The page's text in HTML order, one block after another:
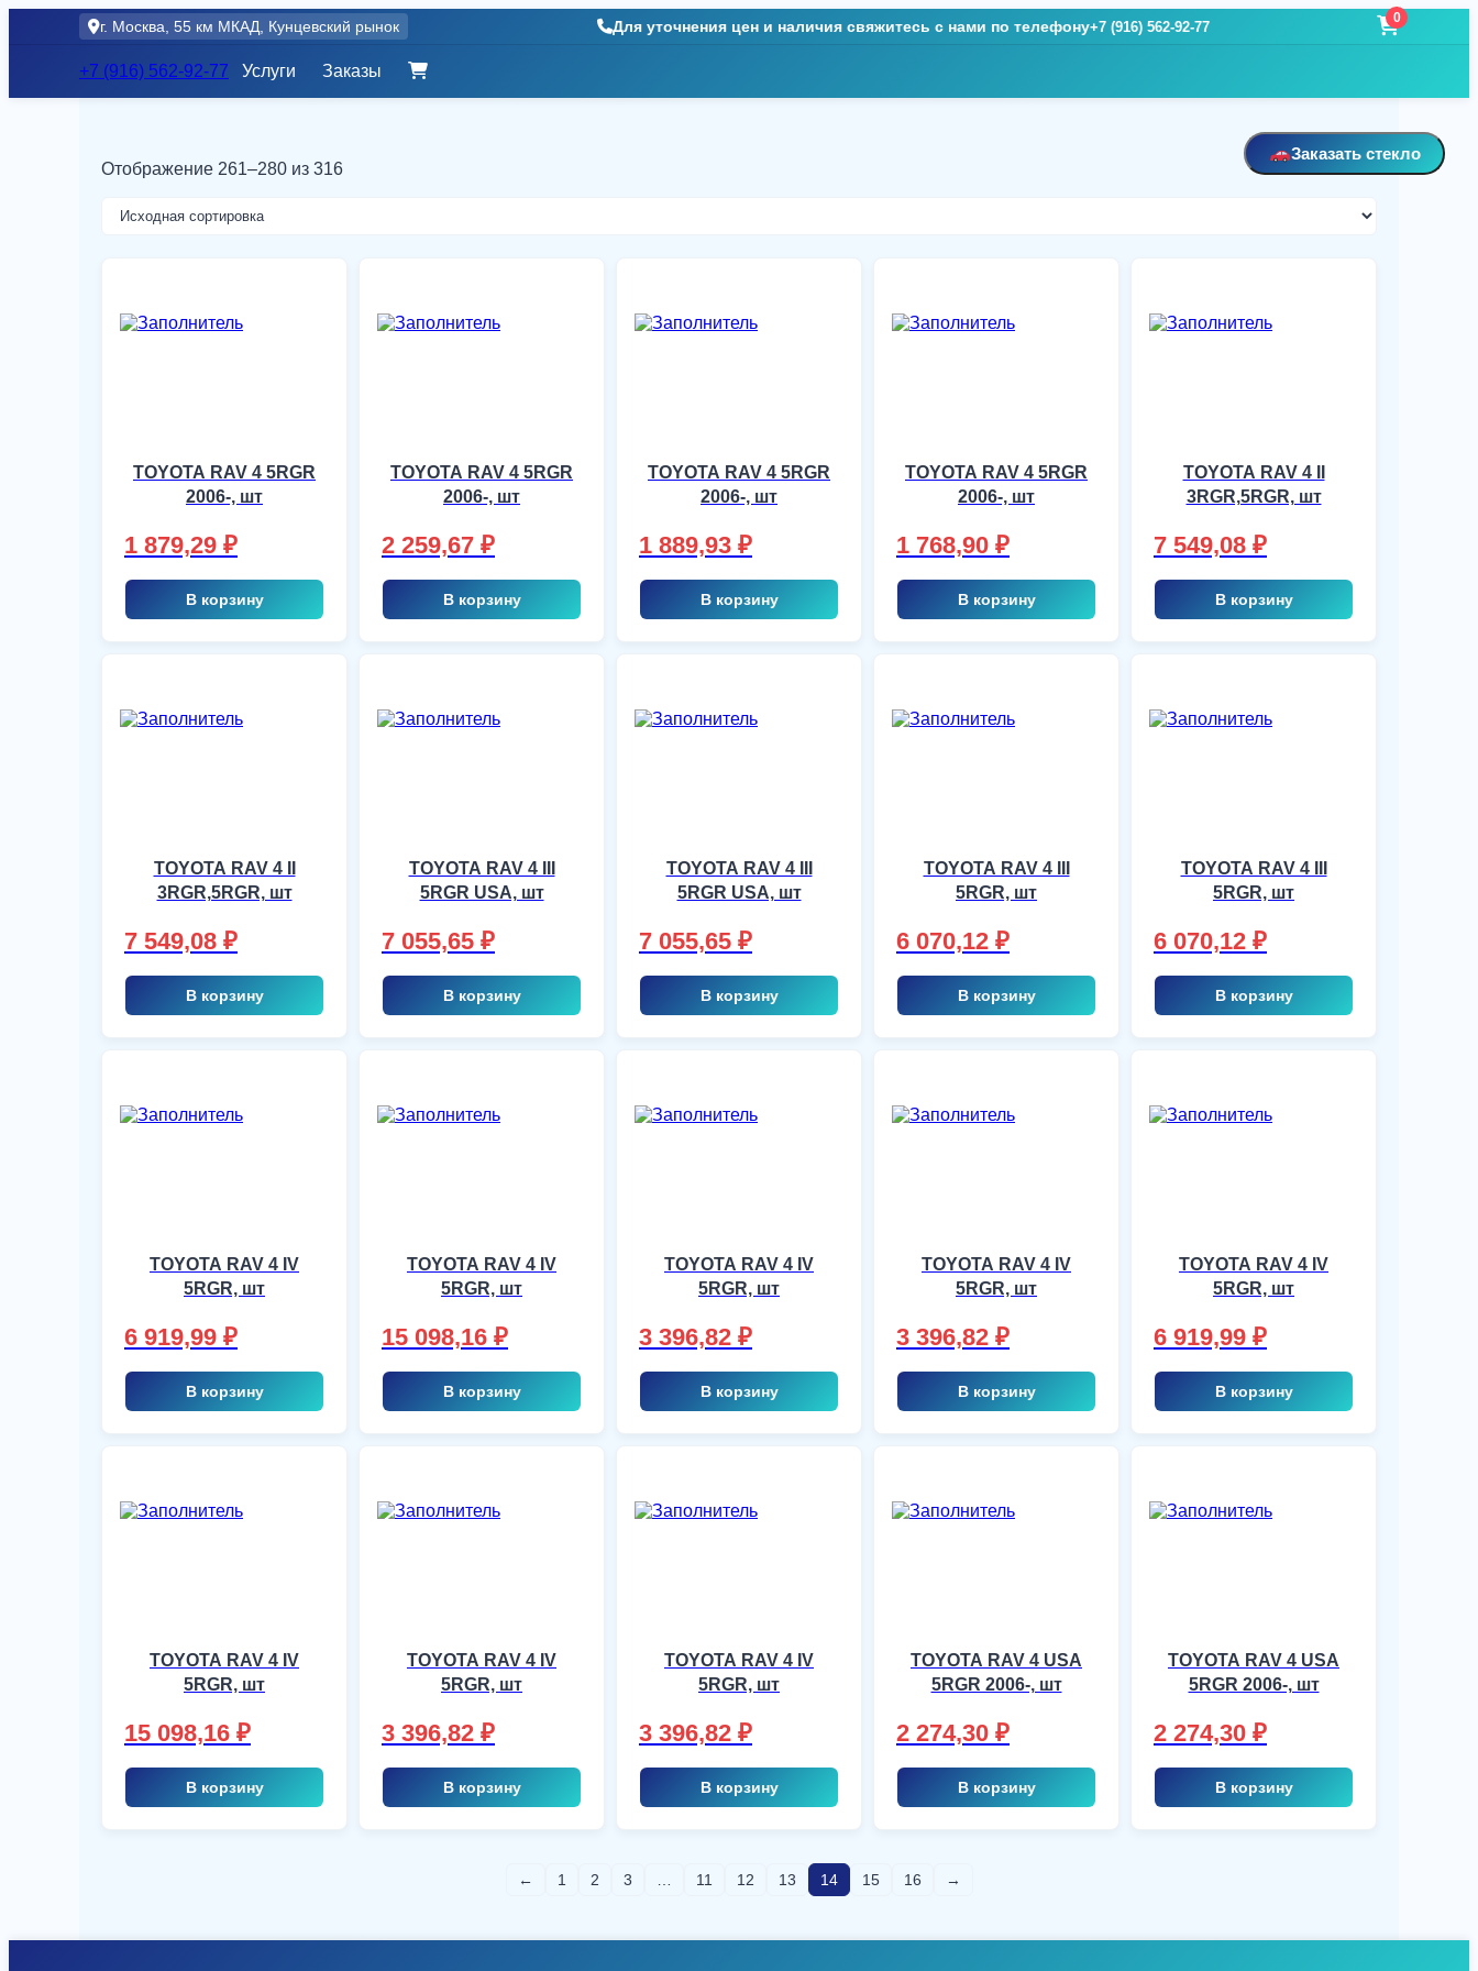
г. Москва, 55 км МКАД, Кунцевский рынок Для уточнения цен и наличия свяжитесь с нами по телефону+7 (916) 562-92-77
0
+7 (916) 562-92-77 Услуги Заказы
Заказать стекло
Отображение 261–280 из 316
TOYOTA RAV 4 5RGR
2006-, шт
1 879,29 ₽
В корзину
TOYOTA RAV 4 5RGR
2006-, шт
2 259,67 ₽
В корзину
TOYOTA RAV 4 5RGR
2006-, шт
1 889,93 ₽
В корзину
TOYOTA RAV 4 5RGR
2006-, шт
1 768,90 ₽
В корзину
TOYOTA RAV 4 II
3RGR,5RGR, шт
7 549,08 ₽
В корзину
TOYOTA RAV 4 II
3RGR,5RGR, шт
7 549,08 ₽
В корзину
TOYOTA RAV 4 III
5RGR USA, шт
7 055,65 ₽
В корзину
TOYOTA RAV 4 III
5RGR USA, шт
7 055,65 ₽
В корзину
TOYOTA RAV 4 III
5RGR, шт
6 070,12 ₽
В корзину
TOYOTA RAV 4 III
5RGR, шт
6 070,12 ₽
В корзину
TOYOTA RAV 4 IV
5RGR, шт
6 919,99 ₽
В корзину
TOYOTA RAV 4 IV
5RGR, шт
15 098,16 ₽
В корзину
TOYOTA RAV 4 IV
5RGR, шт
3 396,82 ₽
В корзину
TOYOTA RAV 4 IV
5RGR, шт
3 396,82 ₽
В корзину
TOYOTA RAV 4 IV
5RGR, шт
6 919,99 ₽
В корзину
TOYOTA RAV 4 IV
5RGR, шт
15 098,16 ₽
В корзину
TOYOTA RAV 4 IV
5RGR, шт
3 396,82 ₽
В корзину
TOYOTA RAV 4 IV
5RGR, шт
3 396,82 ₽
В корзину
TOYOTA RAV 4 USA
5RGR 2006-, шт
2 274,30 ₽
В корзину
TOYOTA RAV 4 USA
5RGR 2006-, шт
2 274,30 ₽
В корзину
← 1 2 3 11 12 13 14 15 16 →